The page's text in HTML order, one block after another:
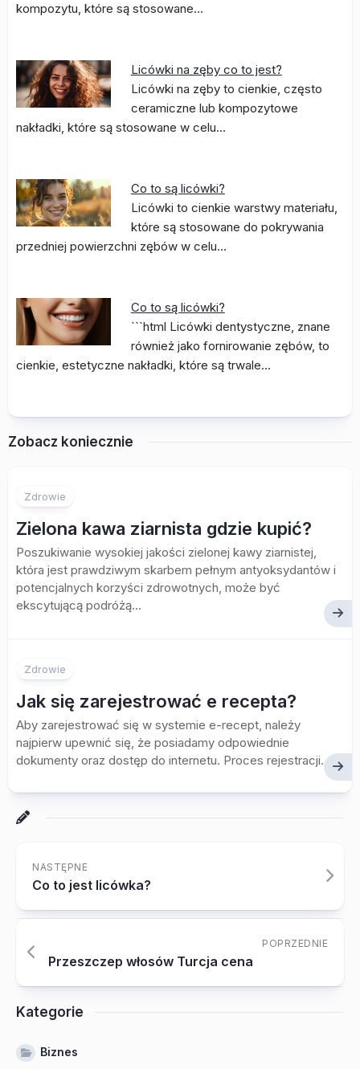
kompozytu, które są stosowane…
Licówki na zęby co to jest?
Licówki na zęby to cienkie, często
ceramiczne lub kompozytowe
nakładki, które są stosowane w celu…
Co to są licówki?
Licówki to cienkie warstwy materiału,
które są stosowane do pokrywania
przedniej powierzchni zębów w celu…
Co to są licówki?
```html Licówki dentystyczne, znane
również jako fornirowanie zębów, to
cienkie, estetyczne nakładki, które są trwale…
Zobacz koniecznie
Zdrowie
Zielona kawa ziarnista gdzie kupić?
Poszukiwanie wysokiej jakości zielonej kawy ziarnistej,
która jest prawdziwym skarbem pełnym antyoksydantów i
potencjalnych korzyści zdrowotnych, może być
ekscytującą podróżą...
Zdrowie
Jak się zarejestrować e recepta?
Aby zarejestrować się w systemie e-recept, należy
najpierw upewnić się, że posiadamy odpowiednie
dokumenty oraz dostęp do internetu. Proces rejestracji...
NASTĘPNE
Co to jest licówka?
POPRZEDNIE
Przeszczep włosów Turcja cena
Kategorie
Biznes